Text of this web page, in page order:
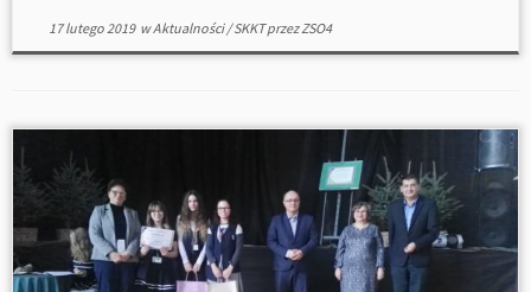
17 lutego 2019wAktualności/SKKTprzezZSO4